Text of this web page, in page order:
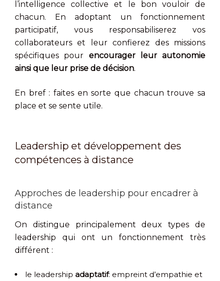
l’intelligence collective et le bon vouloir de
chacun. En adoptant un fonctionnement
participatif, vous responsabiliserez vos
collaborateurs et leur confierez des missions
spécifiques pour encourager leur autonomie
ainsi que leur prise de décision.
En bref : faites en sorte que chacun trouve sa
place et se sente utile.
Leadership et développement des
compétences à distance
Approches de leadership pour encadrer à
distance
On distingue principalement deux types de
leadership qui ont un fonctionnement très
différent :
le leadership adaptatif: empreint d’empathie et